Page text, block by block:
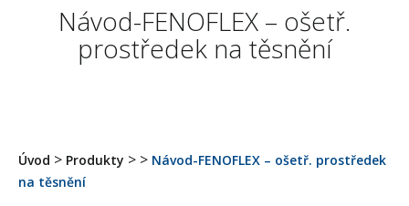
Návod-FENOFLEX – ošetř.
prostředek na těsnění
Úvod > Produkty > > Návod-FENOFLEX – ošetř. prostředek
na těsnění